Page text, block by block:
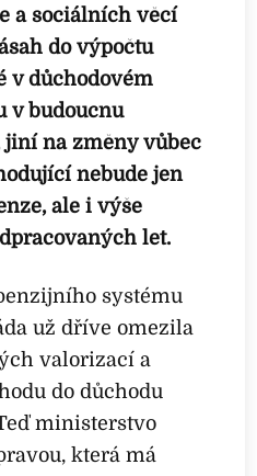
a sociálních věcí
do výpočtu
v důchodovém
v budoucnu
jiní na změny vůbec
nebude jen
ale i výše
let.
systému
už dříve omezila
valorizací a
do důchodu
ministerstvo
která má